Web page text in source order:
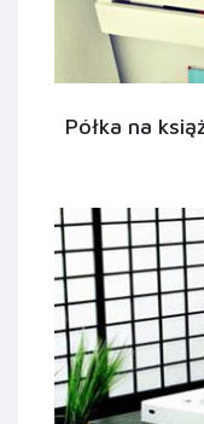
Półka na